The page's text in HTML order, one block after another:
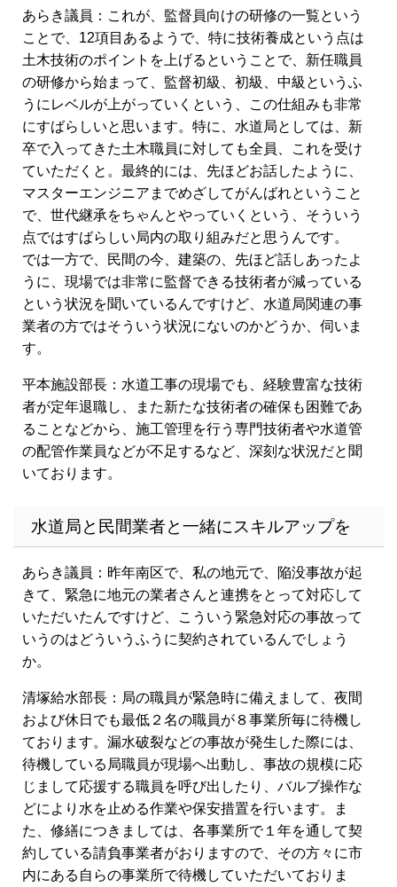
あらき議員：これが、監督員向けの研修の一覧という
ことで、12項目あるようで、特に技術養成という点は
土木技術のポイントを上げるということで、新任職員
の研修から始まって、監督初級、初級、中級というふ
うにレベルが上がっていくという、この仕組みも非常
にすばらしいと思います。特に、水道局としては、新
卒で入ってきた土木職員に対しても全員、これを受け
ていただくと。最終的には、先ほどお話したように、
マスターエンジニアまでめざしてがんばれということ
で、世代継承をちゃんとやっていくという、そういう
点ではすばらしい局内の取り組みだと思うんです。
では一方で、民間の今、建築の、先ほど話しあったよ
うに、現場では非常に監督できる技術者が減っている
という状況を聞いているんですけど、水道局関連の事
業者の方ではそういう状況にないのかどうか、伺いま
す。
平本施設部長：水道工事の現場でも、経験豊富な技術
者が定年退職し、また新たな技術者の確保も困難であ
ることなどから、施工管理を行う専門技術者や水道管
の配管作業員などが不足するなど、深刻な状況だと聞
いております。
水道局と民間業者と一緒にスキルアップを
あらき議員：昨年南区で、私の地元で、陥没事故が起
きて、緊急に地元の業者さんと連携をとって対応して
いただいたんですけど、こういう緊急対応の事故って
いうのはどういうふうに契約されているんでしょう
か。
清塚給水部長：局の職員が緊急時に備えまして、夜間
および休日でも最低２名の職員が８事業所毎に待機し
ております。漏水破裂などの事故が発生した際には、
待機している局職員が現場へ出動し、事故の規模に応
じまして応援する職員を呼び出したり、バルブ操作な
どにより水を止める作業や保安措置を行います。ま
た、修繕につきましては、各事業所で１年を通して契
約している請負事業者がおりますので、その方々に市
内にある自らの事業所で待機していただいておりま